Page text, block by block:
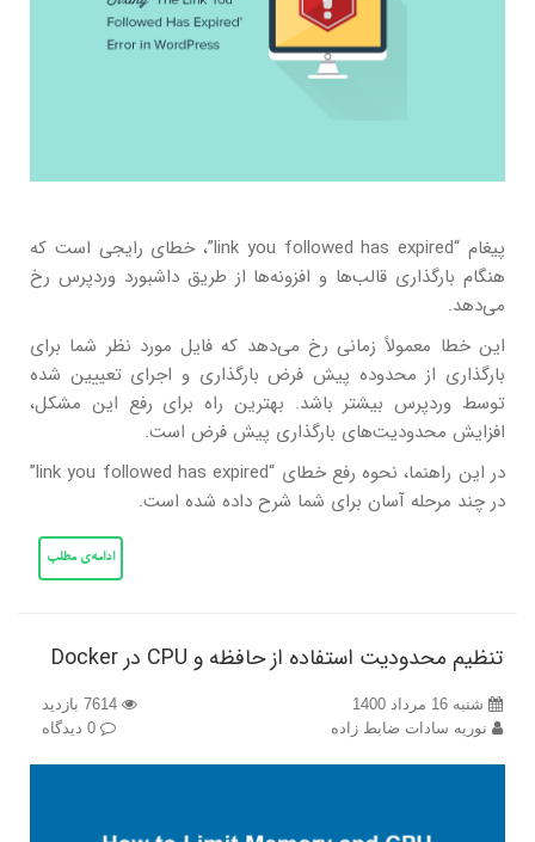
پیغام “link you followed has expired”، خطای رایجی است که
هنگام بارگذاری قالب‌ها و افزونه‌ها از طریق داشبورد وردپرس رخ
می‌دهد.
این خطا معمولاً زمانی رخ می‌دهد که فایل مورد نظر شما برای
بارگذاری از محدوده پیش فرض بارگذاری و اجرای تعییین شده
توسط وردپرس بیشتر باشد. بهترین راه برای رفع این مشکل،
افزایش محدودیت‌های بارگذاری پیش فرض است.
در این راهنما، نحوه رفع خطای “link you followed has expired”
در چند مرحله آسان برای شما شرح داده شده است.
ادامه‌ی مطلب
تنظیم محدودیت استفاده از حافظه و CPU در Docker
شنبه 16 مرداد 1400
نوریه سادات ضابط زاده